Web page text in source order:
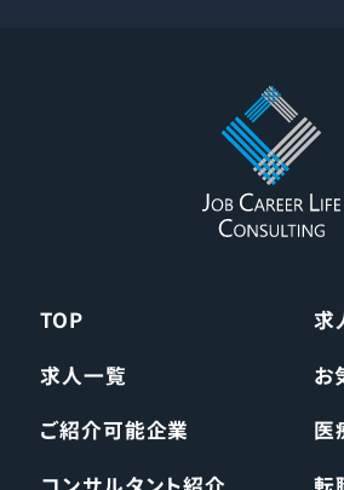
TOP
求
求人一覧
お
ご紹介可能企業
医